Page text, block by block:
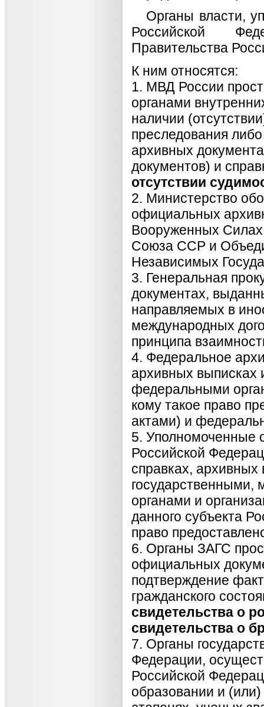
Органы власти,
Российской
Правительства
К ним относятся:
1. МВД России
органами
наличии
преследования
архивных
документов) и
отсутствии
2. Министерство
официальных
Вооруженных
Союза ССР и
Независимых
3. Генеральная
документах,
направляемых в
международных
принципа
4. Федеральное
архивных выписках
федеральными
кому такое право
актами) и
5. Уполномоченные
Российской
справках, архивных
органами и
данного субъекта
право
6. Органы ЗАГС
официальных
подтверждение
гражданского
свидетельства о
свидетельства о
7. Органы
Федерации,
Российской
образовании и